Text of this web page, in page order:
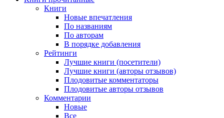
Книги
Новые впечатления
По названиям
По авторам
В порядке добавления
Рейтинги
Лучшие книги (посетители)
Лучшие книги (авторы отзывов)
Плодовитые комментаторы
Плодовитые авторы отзывов
Комментарии
Новые
Все